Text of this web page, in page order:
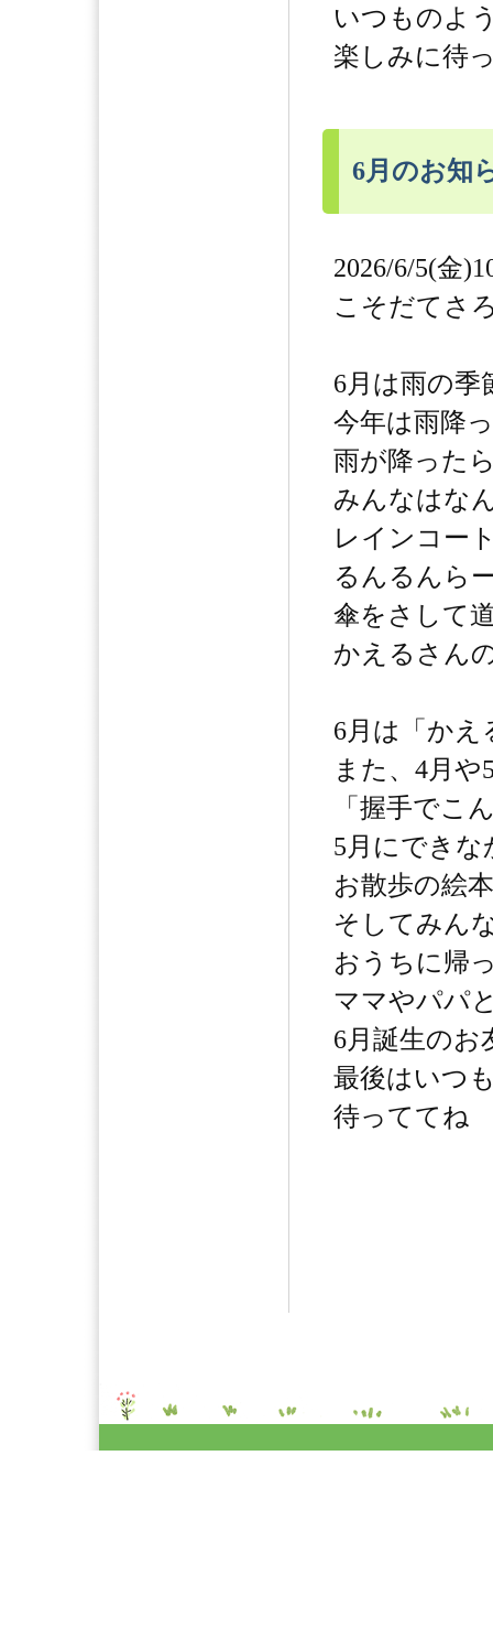
いつものよ
楽しみに待
6月のお知
2026/6/5(金
こそだてさ
6月は雨の季
今年は雨降
雨が降った
みんなはな
レインコー
るんるんら
傘をさして
かえるさん
6月は「かえ
また、4月
「握手でこ
5月にできな
お散歩の絵
そしてみん
おうちに帰
ママやパパ
6月誕生のお
最後はいつ
待っててね